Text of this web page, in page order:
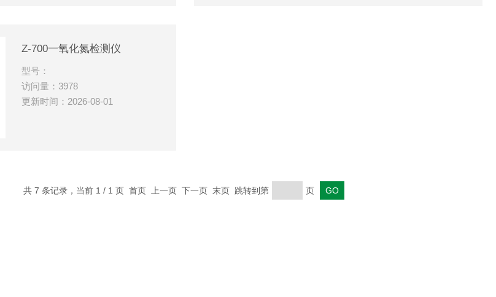
Z-700一氧化氮检测仪
型号：
访问量：3978
更新时间：2026-08-01
共 7 条记录，当前 1 / 1 页 首页 上一页 下一页 末页 跳转到第 页